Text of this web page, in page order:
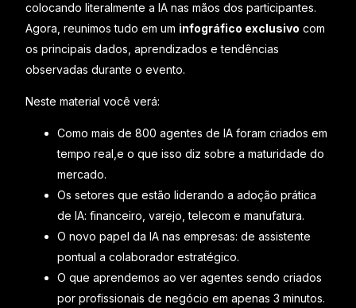
colocando literalmente a IA nas mãos dos participantes.
Agora, reunimos tudo em um infográfico exclusivo com
os principais dados, aprendizados e tendências
observadas durante o evento.
Neste material você verá:
Como mais de 800 agentes de IA foram criados em
tempo real,e o que isso diz sobre a maturidade do
mercado.
Os setores que estão liderando a adoção prática
de IA: financeiro, varejo, telecom e manufatura.
O novo papel da IA nas empresas: de assistente
pontual a colaborador estratégico.
O que aprendemos ao ver agentes sendo criados
por profissionais de negócio em apenas 3 minutos.